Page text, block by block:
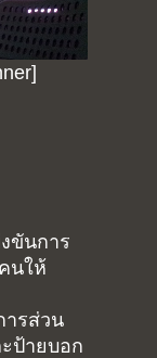
ขันการ
นให้
ารส่วน
ป้ายบอก